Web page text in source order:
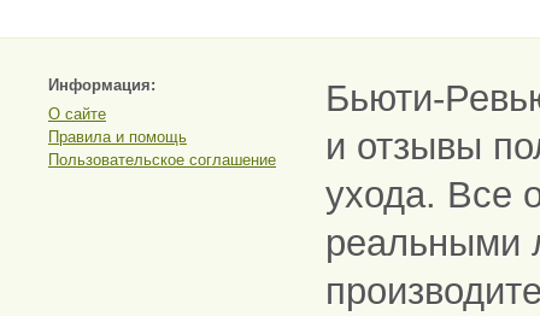
Информация:
О сайте
Правила и помощь
Пользовательское соглашение
Бьюти-
и отзывы
ухода. Все
реальными